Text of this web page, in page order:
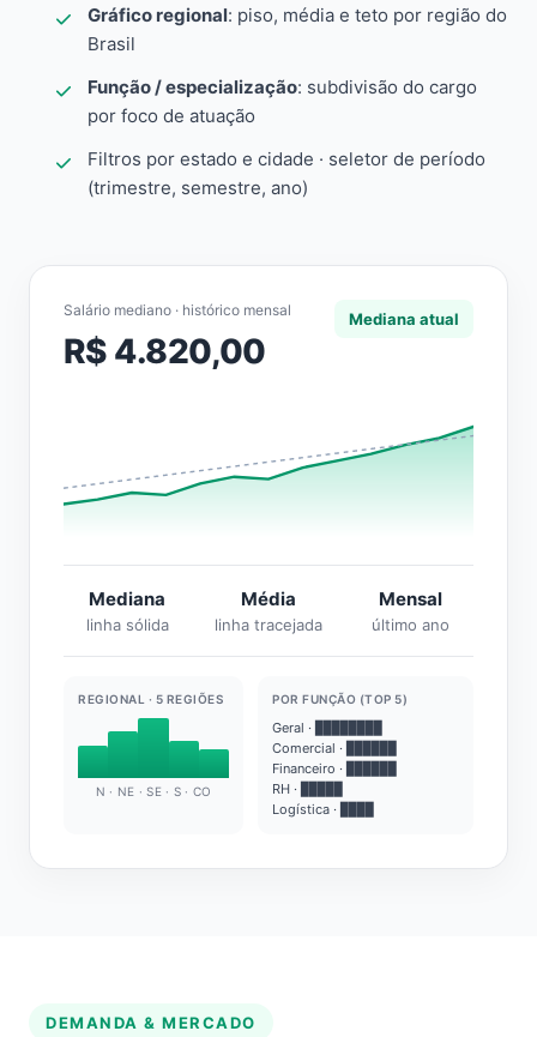
Gráfico regional: piso, média e teto por região do
Brasil
Função / especialização: subdivisão do cargo
por foco de atuação
Filtros por estado e cidade · seletor de período
(trimestre, semestre, ano)
Salário mediano · histórico mensal
R$ 4.820,00
Mediana atual
Mediana
linha sólida
Média
linha tracejada
Mensal
último ano
REGIONAL · 5 REGIÕES
N · NE · SE · S · CO
POR FUNÇÃO (TOP 5)
Geral · ████████
Comercial · ██████
Financeiro · ██████
RH · █████
Logística · ████
DEMANDA & MERCADO